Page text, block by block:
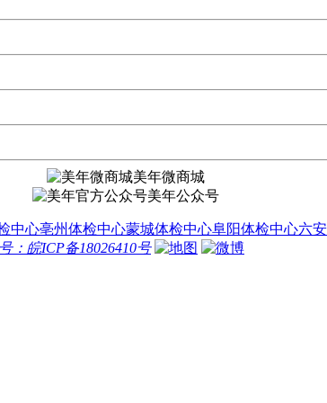
美年微商城
美年公众号
中心亳州体检中心蒙城体检中心阜阳体检中心六
：皖ICP备18026410号